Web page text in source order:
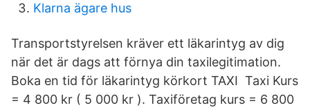
Klarna ägare hus
Transportstyrelsen kräver ett läkarintyg av dig
när det är dags att förnya din taxilegitimation.
Boka en tid för läkarintyg körkort TAXI Taxi Kurs
= 4 800 kr ( 5 000 kr ). Taxiföretag kurs = 6 800